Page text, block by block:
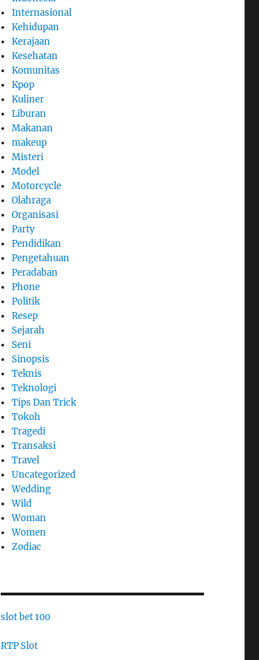
Internasional
Kehidupan
Kerajaan
Kesehatan
Komunitas
Kpop
Kuliner
Liburan
Makanan
makeup
Misteri
Model
Motorcycle
Olahraga
Organisasi
Party
Pendidikan
Pengetahuan
Peradaban
Phone
Politik
Resep
Sejarah
Seni
Sinopsis
Teknis
Teknologi
Tips Dan Trick
Tokoh
Tragedi
Transaksi
Travel
Uncategorized
Wedding
Wild
Woman
Women
Zodiac
slot bet 100
RTP Slot